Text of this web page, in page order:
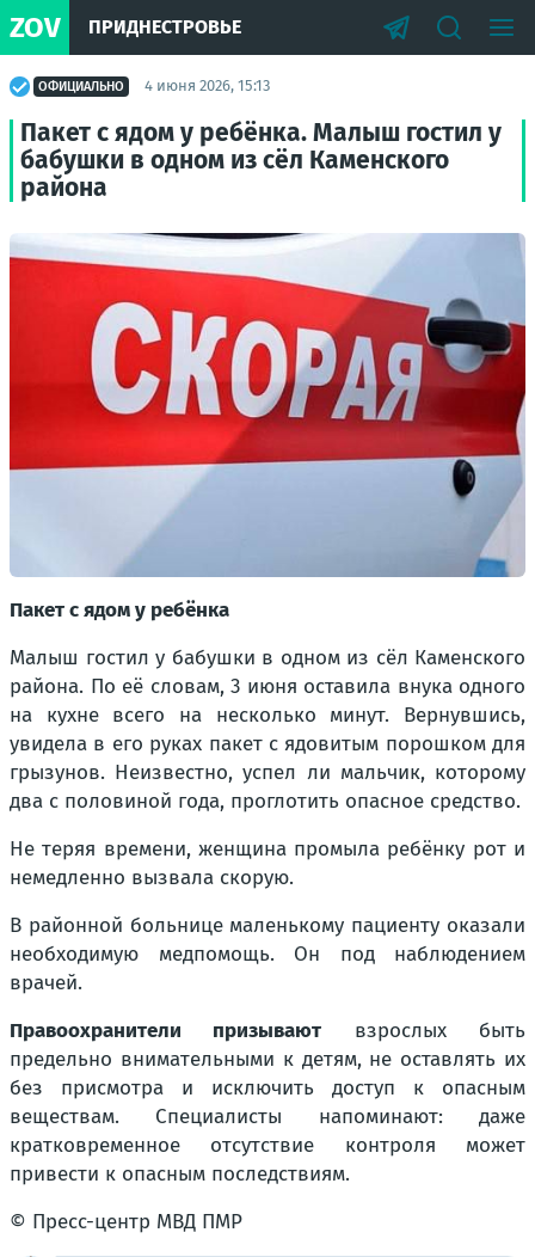
ZOV ПРИДНЕСТРОВЬЕ
ОФИЦИАЛЬНО 4 июня 2026, 15:13
Пакет с ядом у ребёнка. Малыш гостил у
бабушки в одном из сёл Каменского
района
Пакет с ядом у ребёнка
Малыш гостил у бабушки в одном из сёл Каменского
района. По её словам, 3 июня оставила внука одного
на кухне всего на несколько минут. Вернувшись,
увидела в его руках пакет с ядовитым порошком для
грызунов. Неизвестно, успел ли мальчик, которому
два с половиной года, проглотить опасное средство.
Не теряя времени, женщина промыла ребёнку рот и
немедленно вызвала скорую.
В районной больнице маленькому пациенту оказали
необходимую медпомощь. Он под наблюдением
врачей.
Правоохранители призывают взрослых быть
предельно внимательными к детям, не оставлять их
без присмотра и исключить доступ к опасным
веществам. Специалисты напоминают: даже
кратковременное отсутствие контроля может
привести к опасным последствиям.
© Пресс-центр МВД ПМР